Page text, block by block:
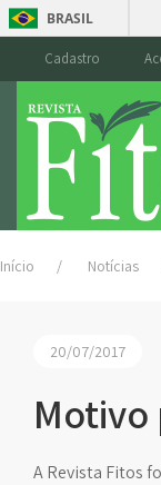
BRASIL
Cadastro
Início Notícias
20/07/2017
Motivo
A Revista Fitos